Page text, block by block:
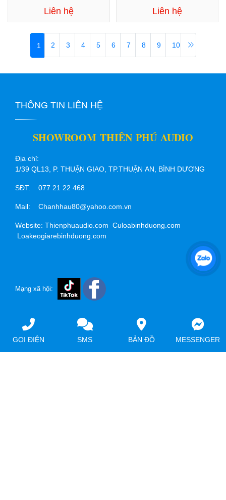
Liên hệ Liên hệ
1 2 3 4 5 6 7 8 9 10
THÔNG TIN LIÊN HỆ
SHOWROOM THIÊN PHÚ AUDIO
Địa chỉ:
1/39 QL13, P. THUẬN GIAO, TP.THUẬN AN, BÌNH DƯƠNG
SĐT: 077 21 22 468
Mail: Chanhhau80@yahoo.com.vn
Website: Thienphuaudio.com Culoabinhduong.com
Loakeogiarebinhduong.com
Mạng xã hội:
GỌI ĐIỆN SMS BẢN ĐỒ MESSENGER